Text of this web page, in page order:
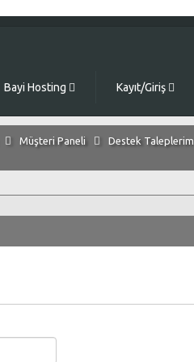
Bayi Hosting Kayıt/Giriş
Müşteri Paneli Destek Taleplerim